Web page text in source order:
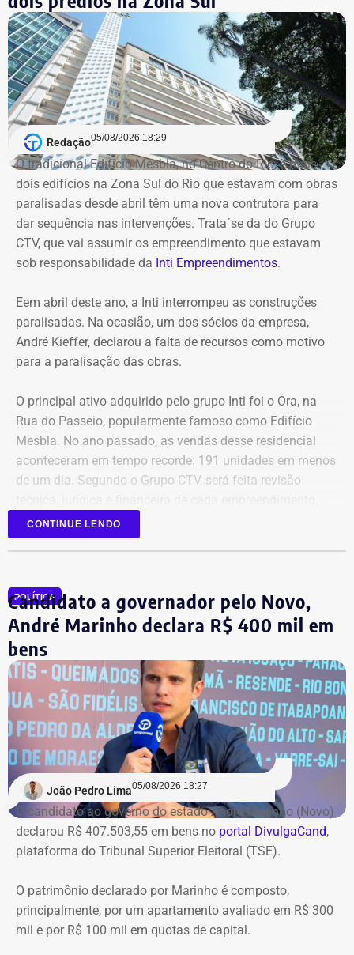
exercida pelo secretário Roberto Leão, que determinou a
realização de uma auditoria completa nas contas e
contratos da autarquia. O prazo estabelecido para
conclusão dos trabalhos é de 60 dias.
Segundo a atual gestão, os levantamentos preliminares
indicam que o instituto vinha sendo utilizado para
descentralizar recursos públicos por meio de
contratações com baixo nível de controle, aproveitando a
maior flexibilidade financeira conferida à natureza
jurídica da autarquia.
COM INFORMAÇÕES DO RJ2/TV GLOBO
Declaração de Lauro Boto em 2026 — Foto: Reprodução/DivulgaCand
Redação05/08/2026 18:29
O tradicional Edifício Mesbla, no Centro do Rio, e mais
dois edifícios na Zona Sul do Rio que estavam com obras
paralisadas desde abril têm uma nova contrutora para
dar sequência nas intervenções. Trata´se da do Grupo
CTV, que vai assumir os empreendimento que estavam
sob responsabilidade da Inti Empreendimentos.
Eem abril deste ano, a Inti interrompeu as construções
paralisadas. Na ocasião, um dos sócios da empresa,
André Kieffer, declarou a falta de recursos como motivo
para a paralisação das obras.
O principal ativo adquirido pelo grupo Inti foi o Ora, na
Rua do Passeio, popularmente famoso como Edifício
Mesbla. No ano passado, as vendas desse residencial
aconteceram em tempo recorde: 191 unidades em menos
de um dia. Segundo o Grupo CTV, será feita revisão
antes da retomada dos canteiros. Cronogramas de
entrega terão novas datas. Também haverá a definição
a Artesanal investimentos.
CONTINUE LENDO
POLÍTICA
Candidato a governador pelo Novo,
André Marinho declara R$ 400 mil em
bens
João Pedro Lima05/08/2026 18:27
O candidato ao governo do estado André Marinho (Novo)
declarou R$ 407.503,55 em bens no portal DivulgaCand,
plataforma do Tribunal Superior Eleitoral (TSE).
O patrimônio declarado por Marinho é composto,
principalmente, por um apartamento avaliado em R$ 300
mil e por R$ 100 mil em quotas de capital.